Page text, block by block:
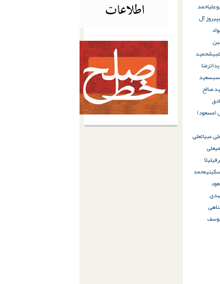
احمد
پیروز آل
حمید
رضا
سعید
صالح
(مسعود)
عبیاتعلى
علی
لیلا
محمد
ناهى